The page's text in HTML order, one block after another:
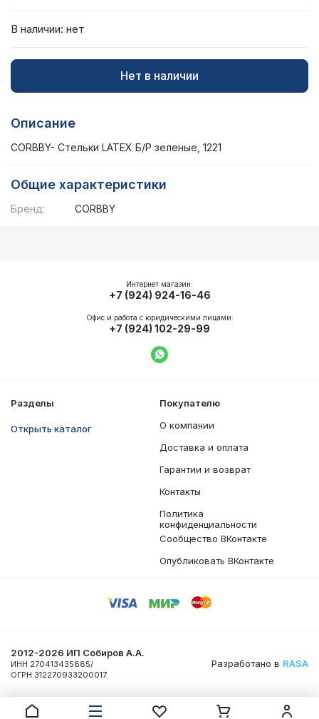
В наличии: нет
Нет в наличии
Описание
CORBBY- Стельки LATEX Б/Р зеленые, 1221
Общие характеристики
Бренд: CORBBY
Разделы
Открыть каталог
Покупателю
О компании
Доставка и оплата
Гарантии и возврат
Контакты
Политика
конфиденциальности
Сообщество ВКонтакте
Опубликовать ВКонтакте
Интернет магазин:
+7 (924) 924-16-46
Офис и работа с юридическими лицами:
+7 (924) 102-29-99
Написать в WhatsApp
2012-2026 ИП Собиров А.А.
ИНН 270413435885/
ОГРН 312270933200017
Разработано в RASA